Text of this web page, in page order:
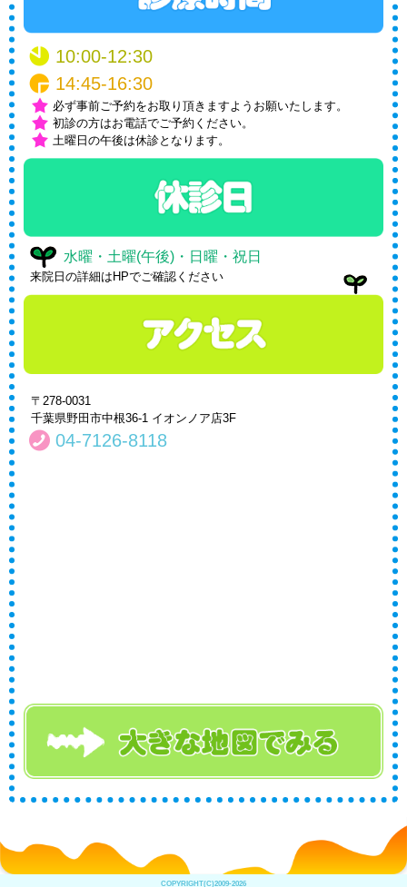
10:00-12:30
14:45-16:30
必ず事前ご予約をお取り頂きますようお願いたします。
初診の方はお電話でご予約ください。
土曜日の午後は休診となります。
水曜・土曜(午後)・日曜・祝日
来院日の詳細はHPでご確認ください
〒278-0031
千葉県野田市中根36-1 イオンノア店3F
04-7126-8118
COPYRIGHT(C)2009-2026